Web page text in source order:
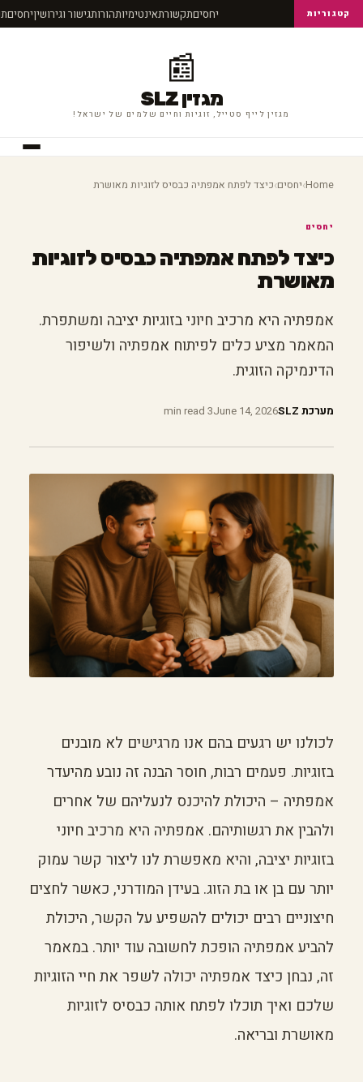
קטגוריות יחסיםתקשורתאינטימיותהורותגישור וגירושיןיחסים
📰
מגזין SLZ
מגזין לייף סטייל, זוגיות וחיים שלמים של ישראל!
Home
›יחסים›כיצד לפתח אמפתיה כבסיס לזוגיות מאושרת
יחסים
כיצד לפתח אמפתיה כבסיס לזוגיות
מאושרת
אמפתיה היא מרכיב חיוני בזוגיות יציבה ומשתפרת.
המאמר מציע כלים לפיתוח אמפתיה ולשיפור
הדינמיקה הזוגית.
מערכת SLZ June 14, 2026
3 min read
לכולנו יש רגעים בהם אנו מרגישים לא מובנים
בזוגיות. פעמים רבות, חוסר הבנה זה נובע מהיעדר
אמפתיה – היכולת להיכנס לנעליהם של אחרים
ולהבין את רגשותיהם. אמפתיה היא מרכיב חיוני
בזוגיות יציבה, והיא מאפשרת לנו ליצור קשר עמוק
יותר עם בן או בת הזוג. בעידן המודרני, כאשר לחצים
חיצוניים רבים יכולים להשפיע על הקשר, היכולת
להביע אמפתיה הופכת לחשובה עוד יותר. במאמר
זה, נבחן כיצד אמפתיה יכולה לשפר את חיי הזוגיות
שלכם ואיך תוכלו לפתח אותה כבסיס לזוגיות
מאושרת ובריאה.